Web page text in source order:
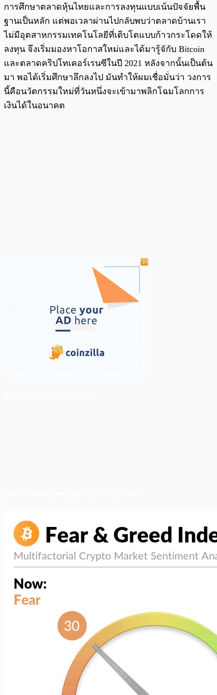
การศึกษาตลาดหุ้นไทยและการลงทุนแบบเน้นปัจจัยพื้น
ฐานเป็นหลัก แต่พอเวลาผ่านไปกลับพบว่าตลาดบ้านเรา
ไม่มีอุตสาหกรรมเทคโนโลยีที่เติบโตแบบก้าวกระโดดให้
ลงทุน จึงเริ่มมองหาโอกาสใหม่และได้มารู้จักับ Bitcoin
และตลาดคริปโทเคอร์เรนซีในปี 2021 หลังจากนั้นเป็นต้น
มา พอได้เริ่มศึกษาลึกลงไป มันทำให้ผมเชื่อมั่นว่า วงการ
นี้คือนวัตกรรมใหม่ที่วันหนึ่งจะเข้ามาพลิกโฉมโลกการ
เงินได้ในอนาคต